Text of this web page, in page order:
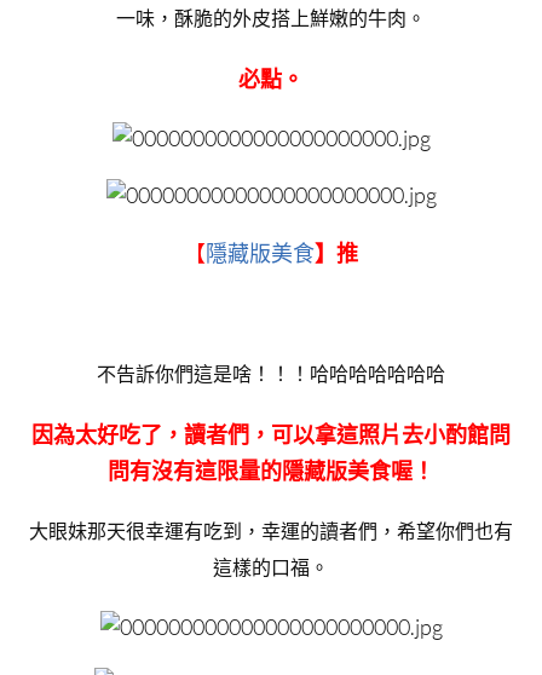
一味，酥脆的外皮搭上鮮嫩的牛肉。
必點。
【 隱藏版美食】推
不告訴你們這是啥！！！哈哈哈哈哈哈哈
因為太好吃了，讀者們，可以拿這照片去小酌館問
問有沒有這限量的隱藏版美食喔！
大眼妹那天很幸運有吃到，幸運的讀者們，希望你們也有
這樣的口福。